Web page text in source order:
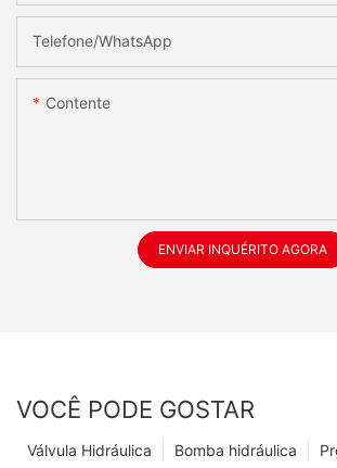
Telefone/whatsApp
Contente
ENVIAR INQUÉRITO AGORA
VOCÊ PODE GOSTAR
Bomba hidráulica
Válvula Hidráulica